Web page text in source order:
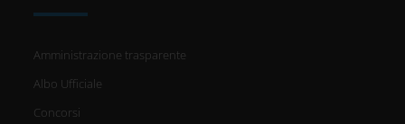
Amministrazione trasparente
Albo Ufficiale
Concorsi